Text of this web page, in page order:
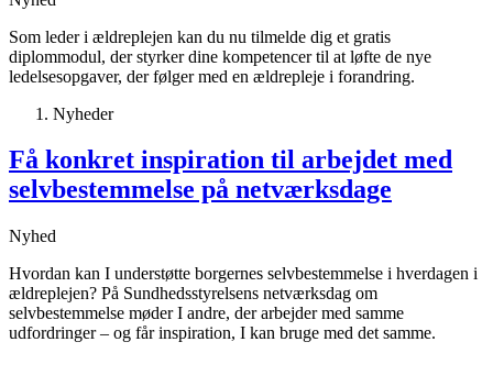
Som leder i ældreplejen kan du nu tilmelde dig et gratis
diplommodul, der styrker dine kompetencer til at løfte de nye
ledelsesopgaver, der følger med en ældrepleje i forandring.
Nyheder
Få konkret inspiration til arbejdet med
selvbestemmelse på netværksdage
Nyhed
Hvordan kan I understøtte borgernes selvbestemmelse i hverdagen i
ældreplejen? På Sundhedsstyrelsens netværksdag om
selvbestemmelse møder I andre, der arbejder med samme
udfordringer – og får inspiration, I kan bruge med det samme.